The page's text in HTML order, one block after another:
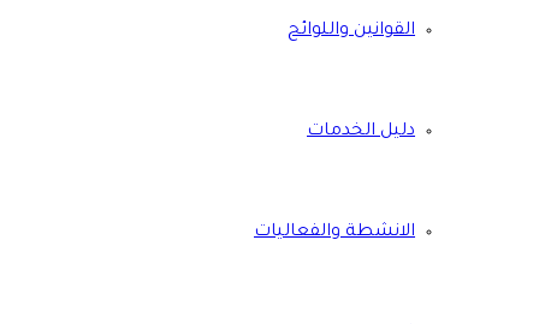
القوانين واللوائح
دليل الخدمات
الانشطة والفعاليات